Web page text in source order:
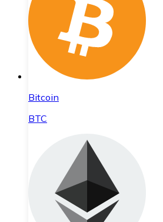
Bitcoin
BTC